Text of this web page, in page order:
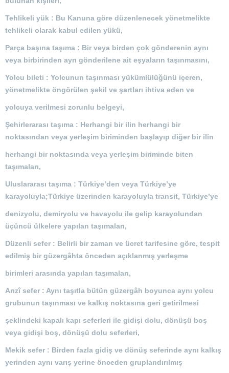
Tehlikeli yük : Bu Kanuna göre düzenlenecek yönetmelikte
tehlikeli olarak kabul edilen yükü,
Parça başına taşıma : Bir veya birden çok gönderenin aynı
veya birbirinden ayrı gönderilene ait eşyaların taşınmasını,
Yolcu bileti : Yolcunun taşınması yükümlülüğünü içeren,
yönetmelikte öngörülen şekil ve şartları ihtiva eden ve
yolcuya verilmesi zorunlu belgeyi,
Şehirlerarası taşıma : Herhangi bir ilin herhangi bir
noktasından veya yerleşim biriminden başlayıp diğer bir ilin
herhangi bir noktasında veya yerleşim biriminde biten
taşımaları,
Uluslararası taşıma : Türkiye’den veya Türkiye’ye
karayoluyla;Türkiye üzerinden karayoluyla transit, Türkiye’ye
denizyolu, demiryolu ve havayolu ile gelip karayolundan
üçüncü ülkelere yapılan taşımaları,
Düzenli sefer : Belirli bir zaman ve ücret tarifesine göre, tespit
edilmiş bir güzergâhta önceden açıklanmış yerleşme
birimleri arasında yapılan taşımaları,
Arızî sefer : Aynı taşıtla bütün güzergâh boyunca aynı yolcu
grubunun taşınması ve kalkış noktasına geri getirilmesi
şeklindeki kapalı kapı seferleri ile gidişi dolu, dönüşü boş
veya gidişi boş, dönüşü dolu seferleri,
Mekik sefer : Birden fazla gidiş ve dönüş seferinde aynı kalkış
yerinden aynı varış yerine önceden gruplandırılmış